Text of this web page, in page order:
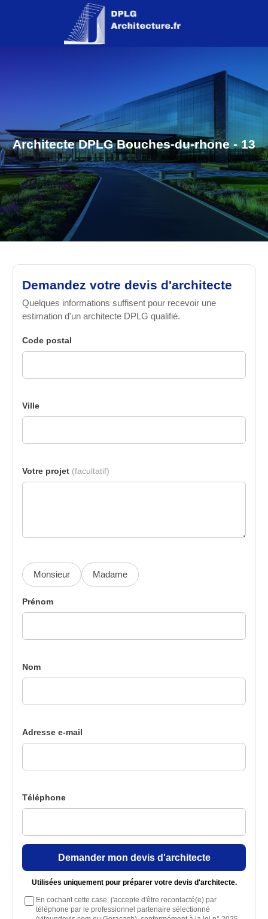
Architecte DPLG Bouches-du-rhone - 13
Demandez votre devis d'architecte
Quelques informations suffisent pour recevoir une
estimation d'un architecte DPLG qualifié.
Code postal
Ville
Votre projet (facultatif)
Monsieur Madame
Prénom
Nom
Adresse e-mail
Téléphone
Demander mon devis d'architecte
Utilisées uniquement pour préparer votre devis d'architecte.
En cochant cette case, j'accepte d'être recontacté(e) par
téléphone par le professionnel partenaire sélectionné